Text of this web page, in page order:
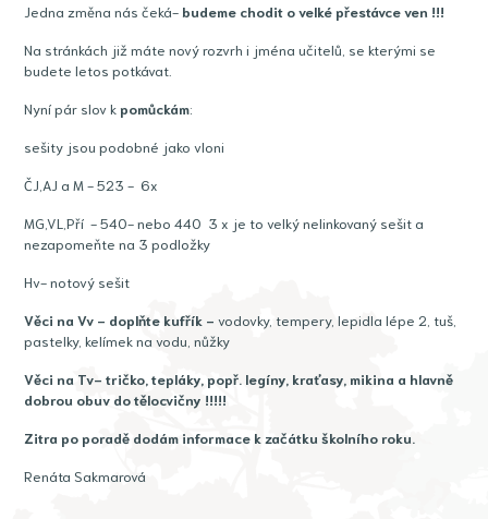
Jedna změna nás čeká- budeme chodit o velké přestávce ven !!!
Na stránkách již máte nový rozvrh i jména učitelů, se kterými se
budete letos potkávat.
Nyní pár slov kpomůckám:
sešity jsou podobné jako vloni
ČJ,AJ a M - 523 - 6x
MG,VL,Pří - 540- nebo 440 3 x je to velký nelinkovaný sešit a
nezapomeňte na 3 podložky
Hv- notový sešit
Věci na Vv - doplňte kufřík - vodovky, tempery, lepidla lépe 2, tuš,
pastelky, kelímek na vodu, nůžky
Věci na Tv- tričko, tepláky, popř. legíny, kraťasy, mikina a hlavně
dobrou obuv do tělocvičny !!!!!
Zitra po poradě dodám informace k začátku školního roku.
Renáta Sakmarová